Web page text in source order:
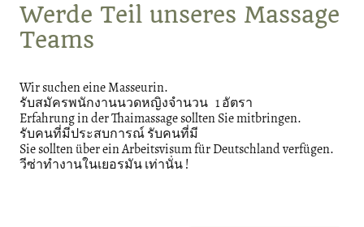
Werde Teil unseres Massage
Teams
Wir suchen eine Masseurin.
รับสมัครพนักงานนวดหญิงจำนวน 1 อัตรา
Erfahrung in der Thaimassage sollten Sie mitbringen.
รับคนที่มีประสบการณ์ รับคนที่มี
Sie sollten über ein Arbeitsvisum für Deutschland verfügen.
วีซ่าทำงานในเยอรมัน เท่านั่น !